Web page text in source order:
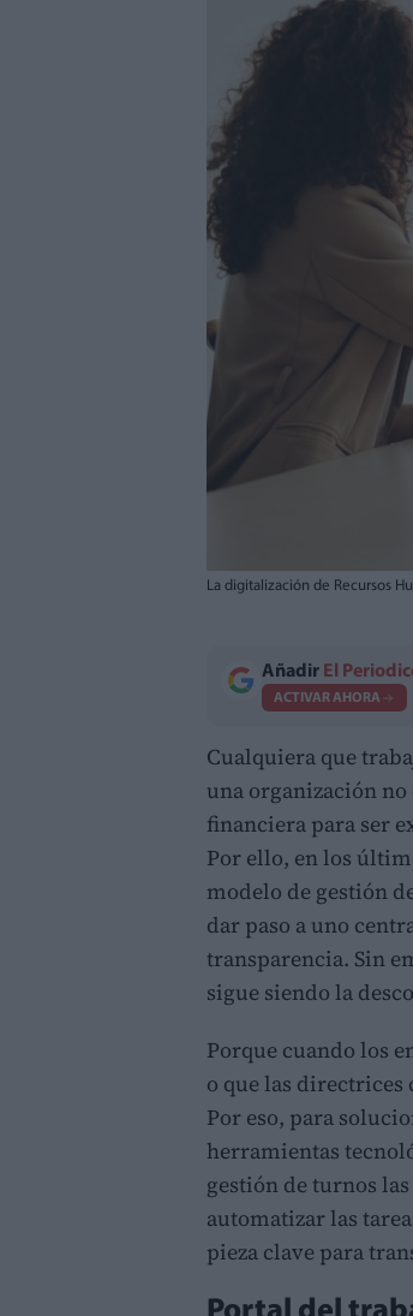
La digitalización de Recursos
Añadir El
ACTIVAR AHORA
Cualquiera que
una organización
financiera para ser
Por ello, en los
modelo de gestión
dar paso a uno
transparencia. Sin
sigue siendo la
Porque cuando los
o que las
Por eso, para
herramientas
gestión de turnos
automatizar las
pieza clave para